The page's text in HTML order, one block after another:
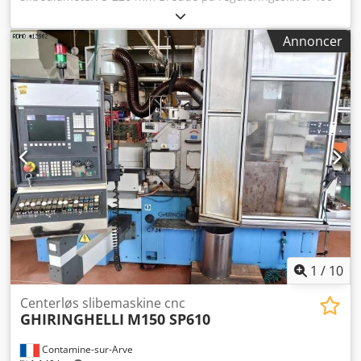
mm Maks. slibeskivebredde: 400 mm Slibeskivedrift: 55 kW
Omkredshastighed: maks. 45 m/sek. Reguleringsskivemål:
350 x 400 x 203 mm Slibeskivemål: CBN 500 x 400 x 304
mm Slibeskivemål: KORUND 600 x 400 x 304 mm Samlet
effektbehov: 75 kVA Dodpfxottxg Ie Agxsck Maskinens vægt
ca.: 13 t Pladsbehov ca.: 4,47 x 2,77 x 2,49 m
Annoncer
1 / 10
Contamine-sur-Arve
Centerløs slibemaskine cnc
GHIRINGHELLI M150 SP610